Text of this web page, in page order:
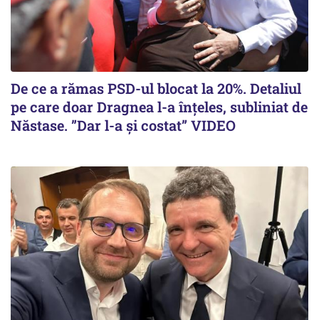
De ce a rămas PSD-ul blocat la 20%. Detaliul
pe care doar Dragnea l-a înțeles, subliniat de
Năstase. ”Dar l-a și costat” VIDEO